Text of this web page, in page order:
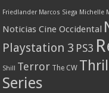
Friedlander Marcos Siega Michelle
Noticias Cine Occidental
Playstation 3 PS3
Shill Terror The CW
Series